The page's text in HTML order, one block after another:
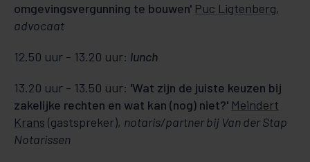
omgevingsvergunning te bouwen' Puc Ligtenberg,
advocaat
12.50 uur - 13.20 uur: lunch
13.20 uur - 13.50 uur: 'Wat zijn de juiste keuzen bij
zakelijke rechten en wat kan (nog) niet?' Meindert
Krans (gastspreker), notaris/partner bij Van der Stap
Notarissen